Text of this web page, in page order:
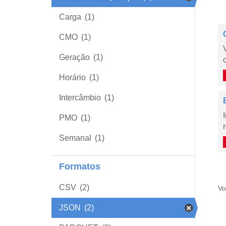
Carga (1)
CMO (1)
Geração (1)
Horário (1)
Intercâmbio (1)
PMO (1)
Semanal (1)
Formatos
CSV (2)
JSON (2)